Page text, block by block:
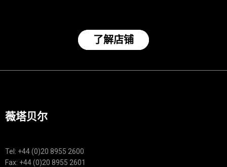
了解店铺
薇塔贝尔
Tel: +44 (0)20 8955 2600
Fax: +44 (0)20 8955 2601